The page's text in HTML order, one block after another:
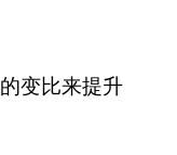
变比来提升